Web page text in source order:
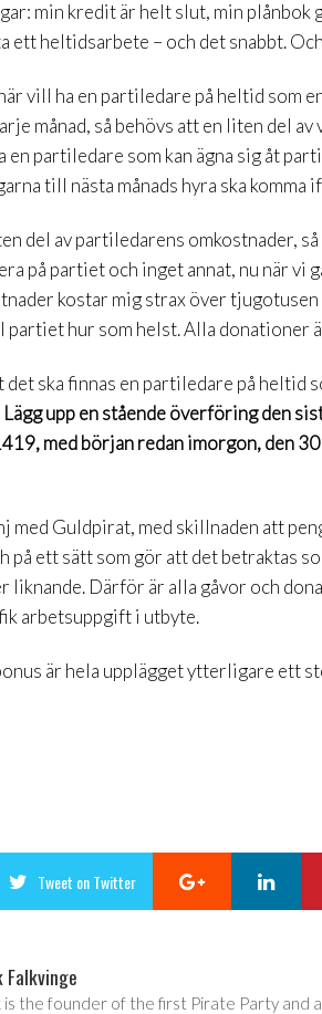
min kredit är helt slut, min plånbok
ett heltidsarbete – och det snabbt.
vill ha en partiledare på heltid som
månad, så behövs att en liten del
en partiledare som kan ägna sig åt
till nästa månads hyra ska komma
del av partiledarens omkostnader,
på partiet och inget annat, nu när vi
kostar mig strax över
hur som helst. Alla donationer
det ska finnas en partiledare på
Lägg upp en stående överföring den
med början redan imorgon, den 30
med Guldpirat, med skillnaden att
på ett sätt som gör att det betraktas
Därför är alla gåvor och
arbetsuppgift i utbyte.
är hela upplägget ytterligare ett
Tweet on Twitter Google+
Falkvinge
is the founder of the first Pirate Party and